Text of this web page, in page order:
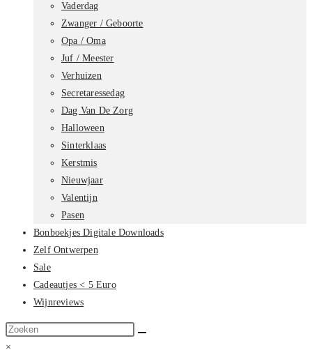
Vaderdag
Zwanger / Geboorte
Opa / Oma
Juf / Meester
Verhuizen
Secretaressedag
Dag Van De Zorg
Halloween
Sinterklaas
Kerstmis
Nieuwjaar
Valentijn
Pasen
Bonboekjes Digitale Downloads
Zelf Ontwerpen
Sale
Cadeautjes < 5 Euro
Wijnreviews
Zoek
op
×